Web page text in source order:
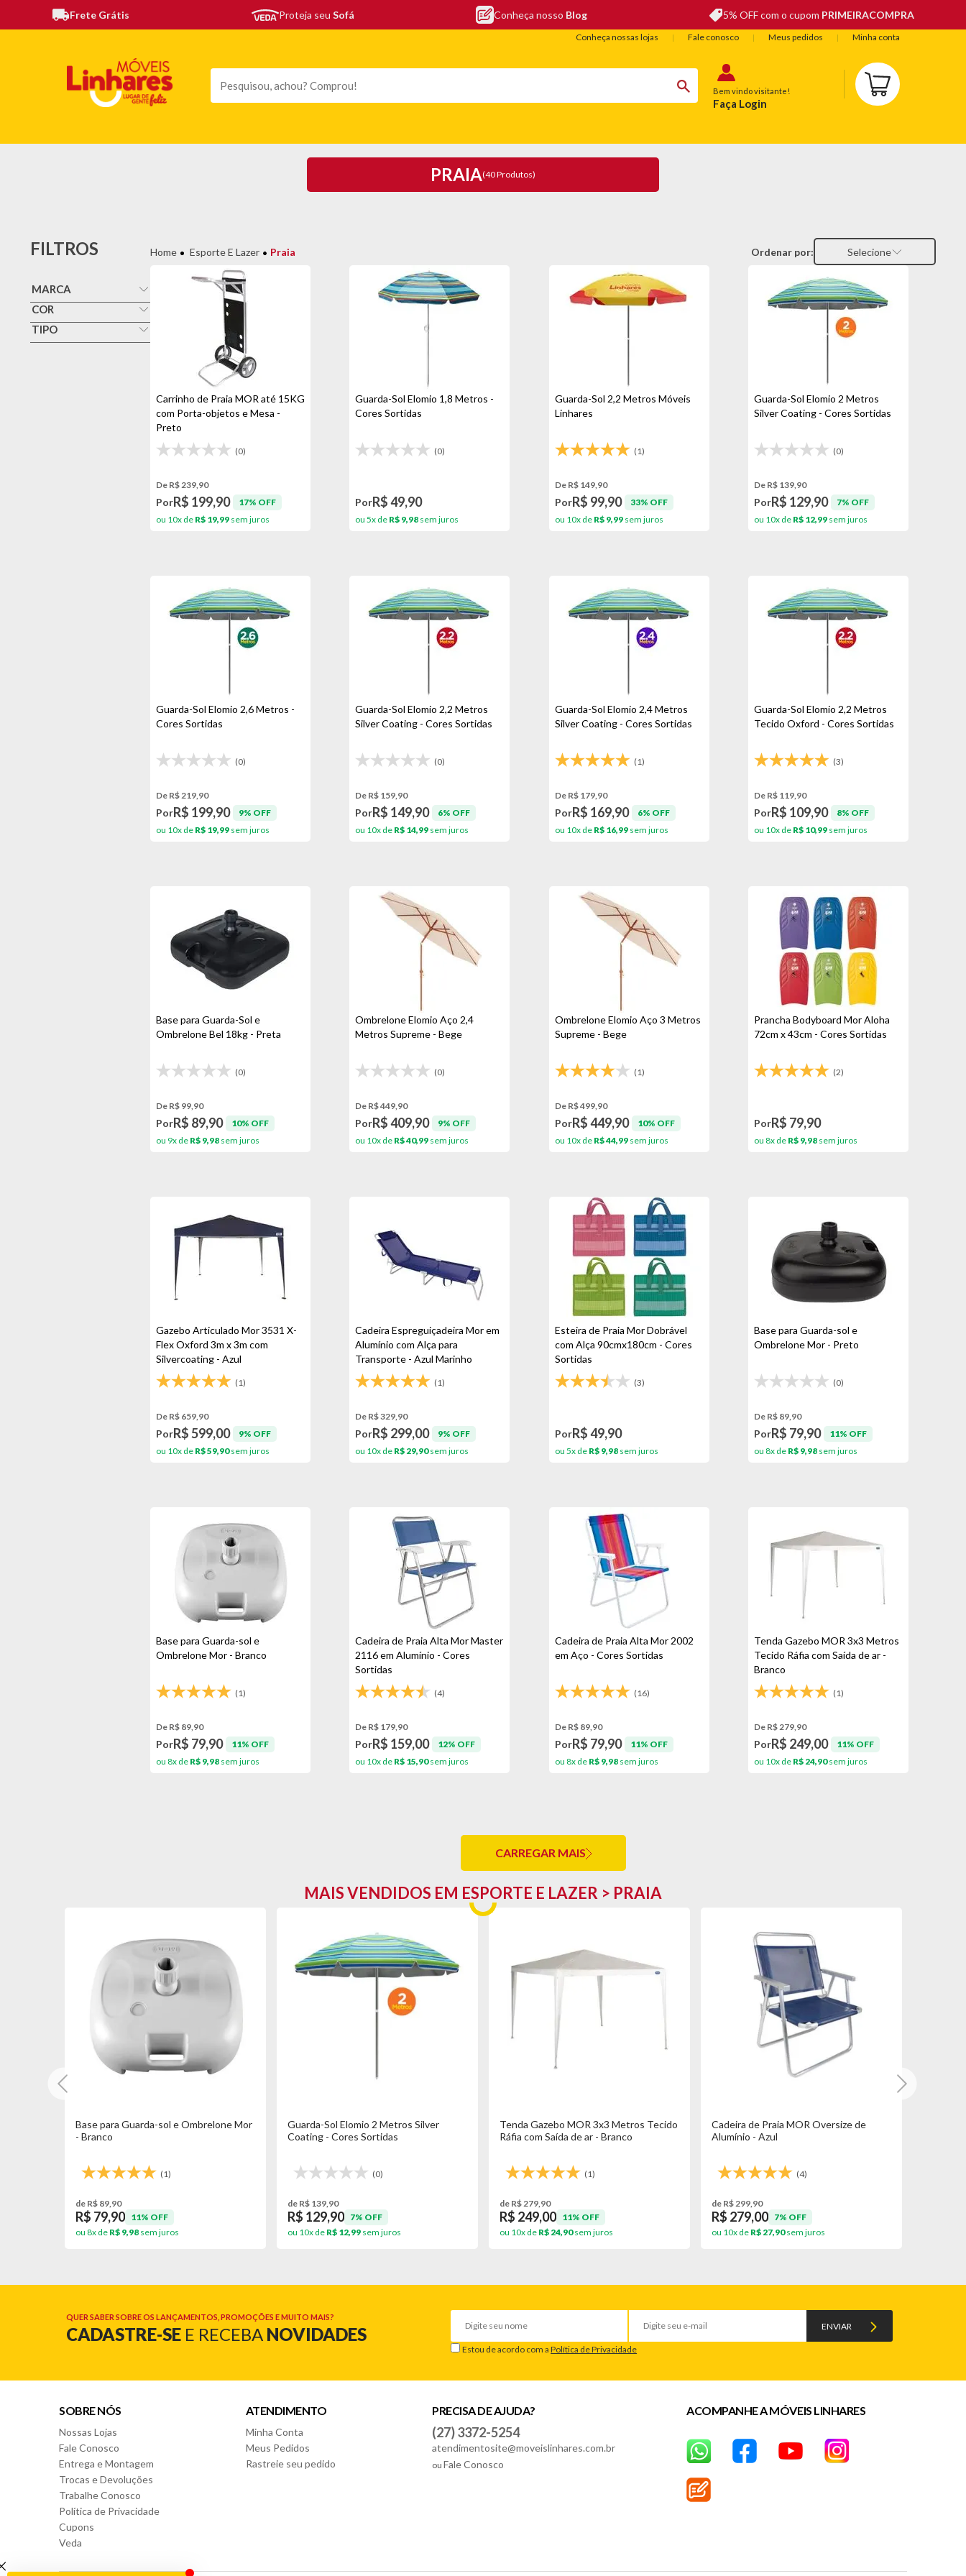
Frete Grátis Proteja seu Sofá Conheça nosso Blog 5% OFF com o cupom PRIMEIRACOMPRA
Conheça nossas lojas Fale conosco Meus pedidos Minha conta
Bem vindo visitante!
Faça Login
PRAIA(40 Produtos)
FILTROS
MARCA
Bel Fix
Ebba
COR
Alumínio
TIPO
Esporte E Lazer Praia Ordenar por: Selecione
Carrinho de Praia MOR até 15KG
com Porta-objetos e Mesa -
Preto
(0)
De R$ 239,90
PorR$ 199,90
17% OFF
ou 10x de R$ 19,99 sem juros
Guarda-Sol Elomio 1,8 Metros -
Cores Sortidas
(0)
PorR$ 49,90
ou 5x de R$ 9,98 sem juros
Guarda-Sol 2,2 Metros Móveis
Linhares
(1)
De R$ 149,90
PorR$ 99,90
33% OFF
ou 10x de R$ 9,99sem juros
Guarda-Sol Elomio 2 Metros
Silver Coating - Cores Sortidas
(0)
De R$ 139,90
PorR$ 129,90
7% OFF
ou 10x de R$ 12,99sem juros
Guarda-Sol Elomio 2,6 Metros -
Cores Sortidas
(0)
De R$ 219,90
PorR$ 199,90
9% OFF
ou 10x de R$ 19,99 sem juros
Guarda-Sol Elomio 2,2 Metros
Silver Coating - Cores Sortidas
(0)
De R$ 159,90
PorR$ 149,90
6% OFF
ou 10x de R$ 14,99 sem juros
Guarda-Sol Elomio 2,4 Metros
Silver Coating - Cores Sortidas
(1)
De R$ 179,90
PorR$ 169,90
6% OFF
ou 10x de R$ 16,99sem juros
Guarda-Sol Elomio 2,2 Metros
Tecido Oxford - Cores Sortidas
(3)
De R$ 119,90
PorR$ 109,90
8% OFF
ou 10x de R$ 10,99sem juros
Base para Guarda-Sol e
Ombrelone Bel 18kg - Preta
(0)
De R$ 99,90
PorR$ 89,90
10% OFF
ou 9x de R$ 9,98 sem juros
Ombrelone Elomio Aço 2,4
Metros Supreme - Bege
(0)
De R$ 449,90
PorR$ 409,90
9% OFF
ou 10x de R$ 40,99 sem juros
Ombrelone Elomio Aço 3 Metros
Supreme - Bege
(1)
De R$ 499,90
PorR$ 449,90
10% OFF
ou 10x de R$ 44,99sem juros
Prancha Bodyboard Mor Aloha
72cm x 43cm - Cores Sortidas
(2)
PorR$ 79,90
ou 8x de R$ 9,98sem juros
Gazebo Articulado Mor 3531 X-
Flex Oxford 3m x 3m com
Silvercoating - Azul
(1)
De R$ 659,90
PorR$ 599,00
9% OFF
ou 10x de R$ 59,90sem juros
Cadeira Espreguiçadeira Mor em
Alumínio com Alça para
Transporte - Azul Marinho
(1)
De R$ 329,90
PorR$ 299,00
9% OFF
ou 10x de R$ 29,90sem juros
Esteira de Praia Mor Dobrável
com Alça 90cmx180cm - Cores
Sortidas
(3)
PorR$ 49,90
ou 5x de R$ 9,98sem juros
Base para Guarda-sol e
Ombrelone Mor - Preto
(0)
De R$ 89,90
PorR$ 79,90
11% OFF
ou 8x de R$ 9,98sem juros
Base para Guarda-sol e
Ombrelone Mor - Branco
(1)
De R$ 89,90
PorR$ 79,90
11% OFF
ou 8x de R$ 9,98 sem juros
Cadeira de Praia Alta Mor Master
2116 em Alumínio - Cores
Sortidas
(4)
De R$ 179,90
PorR$ 159,00
12% OFF
ou 10x de R$ 15,90sem juros
Cadeira de Praia Alta Mor 2002
em Aço - Cores Sortidas
(16)
De R$ 89,90
PorR$ 79,90
11% OFF
ou 8x de R$ 9,98sem juros
Tenda Gazebo MOR 3x3 Metros
Tecido Ráfia com Saída de ar -
Branco
(1)
De R$ 279,90
PorR$ 249,00
11% OFF
ou 10x de R$ 24,90sem juros
CARREGAR MAIS
MAIS VENDIDOS EM ESPORTE E LAZER > PRAIA
Base para Guarda-sol e Ombrelone Mor
- Branco
(1)
de R$ 89,90
R$ 79,90
11% OFF
ou 8x de R$ 9,98sem juros
Guarda-Sol Elomio 2 Metros Silver
Coating - Cores Sortidas
(0)
de R$ 139,90
R$ 129,90
7% OFF
ou 10x de R$ 12,99sem juros
Tenda Gazebo MOR 3x3 Metros Tecido
Ráfia com Saída de ar - Branco
(1)
de R$ 279,90
R$ 249,00
11% OFF
ou 10x de R$ 24,90sem juros
Cadeira de Praia MOR Oversize de
Alumínio - Azul
(4)
de R$ 299,90
R$ 279,00
7% OFF
ou 10x de R$ 27,90sem juros
QUER SABER SOBRE OS LANÇAMENTOS, PROMOÇÕES E MUITO MAIS?
CADASTRE-SE E RECEBA NOVIDADES ENVIAR
Estou de acordo com aPolítica de Privacidade
SOBRE NÓS
Nossas Lojas
Fale Conosco
Entrega e Montagem
Trocas e Devoluções
Trabalhe Conosco
Política de Privacidade
Cupons
Veda
ATENDIMENTO
Minha Conta
Meus Pedidos
Rastreie seu pedido
PRECISA DE AJUDA?
(27) 3372-5254
atendimentosite@moveislinhares.com.br
ou Fale Conosco
ACOMPANHE A MÓVEIS LINHARES